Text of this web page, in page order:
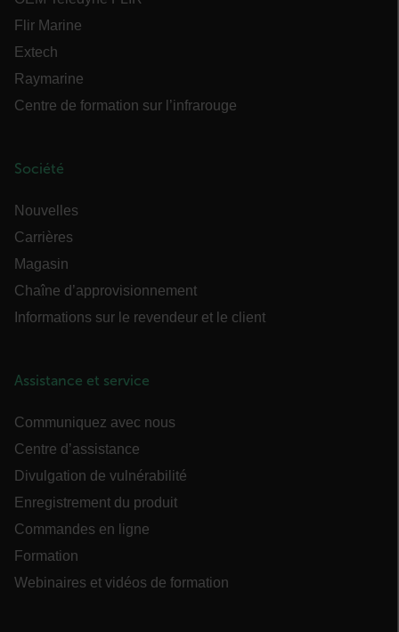
Flir Marine
Extech
Raymarine
Centre de formation sur l’infrarouge
Société
Nouvelles
Carrières
Magasin
Chaîne d’approvisionnement
Informations sur le revendeur et le client
Assistance et service
Communiquez avec nous
Centre d’assistance
Divulgation de vulnérabilité
Enregistrement du produit
Commandes en ligne
Formation
Webinaires et vidéos de formation
Ciblage
Fonctionnalité
cart_products_skus